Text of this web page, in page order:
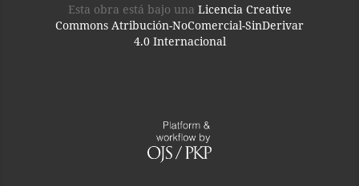
Esta obra está bajo una Licencia Creative
Commons Atribución-NoComercial-SinDerivar
4.0 Internacional